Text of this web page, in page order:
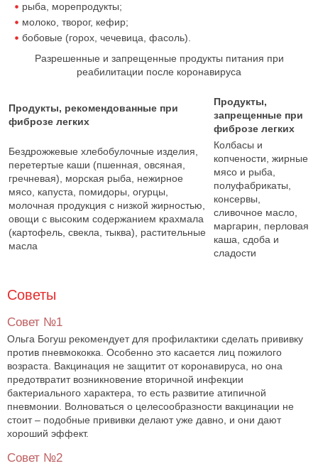
рыба, морепродукты;
молоко, творог, кефир;
бобовые (горох, чечевица, фасоль).
Разрешенные и запрещенные продукты питания при
реабилитации после коронавируса
Продукты, рекомендованные при
фиброзе легких
Продукты,
запрещенные при
фиброзе легких
Бездрожжевые хлебобулочные изделия,
перетертые каши (пшенная, овсяная,
гречневая), морская рыба, нежирное
мясо, капуста, помидоры, огурцы,
молочная продукция с низкой жирностью,
овощи с высоким содержанием крахмала
(картофель, свекла, тыква), растительные
масла
Колбасы и
копчености, жирные
мясо и рыба,
полуфабрикаты,
консервы,
сливочное масло,
маргарин, перловая
каша, сдоба и
сладости
Советы
Совет №1
Ольга Богуш рекомендует для профилактики сделать прививку
против пневмококка. Особенно это касается лиц пожилого
возраста. Вакцинация не защитит от коронавируса, но она
предотвратит возникновение вторичной инфекции
бактериального характера, то есть развитие атипичной
пневмонии. Волноваться о целесообразности вакцинации не
стоит – подобные прививки делают уже давно, и они дают
хороший эффект.
Совет №2